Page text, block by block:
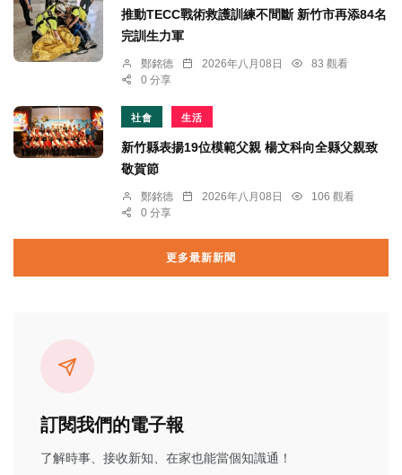
推動TECC戰術救護訓練不間斷 新竹市再添84名
完訓生力軍
鄭銘德 2026年八月08日
83 觀看
0 分享
社會 生活
新竹縣表揚19位模範父親 楊文科向全縣父親致
敬賀節
鄭銘德 2026年八月08日
106 觀看
0 分享
更多最新新聞
訂閱我們的電子報
了解時事、接收新知、在家也能當個知識通！